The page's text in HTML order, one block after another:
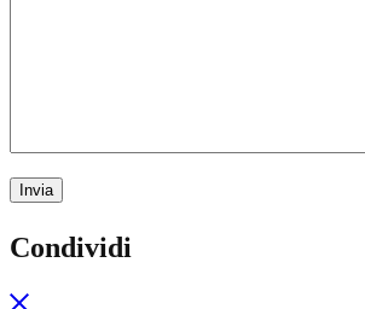
Condividi